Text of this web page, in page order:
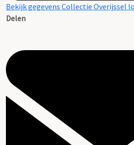
Bekijk gegevens Collectie Overijssel
Delen